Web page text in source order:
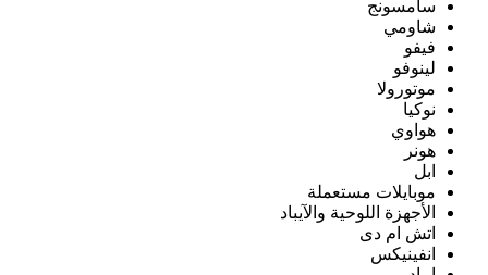
سامسونج
شاومي
فيفو
لينوفو
موتورولا
نوكيا
هواوي
هونر
ابل
موبايلات مستعملة
الأجهزة اللوحية والآيباد
اتش ام دى
انفينيكس